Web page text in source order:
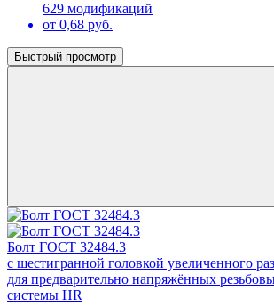
629 модификаций
от 0,68 руб.
Быстрый просмотр
Болт ГОСТ 32484.3
с шестигранной головкой увеличенного
для предварительно напряжённых
системы HR